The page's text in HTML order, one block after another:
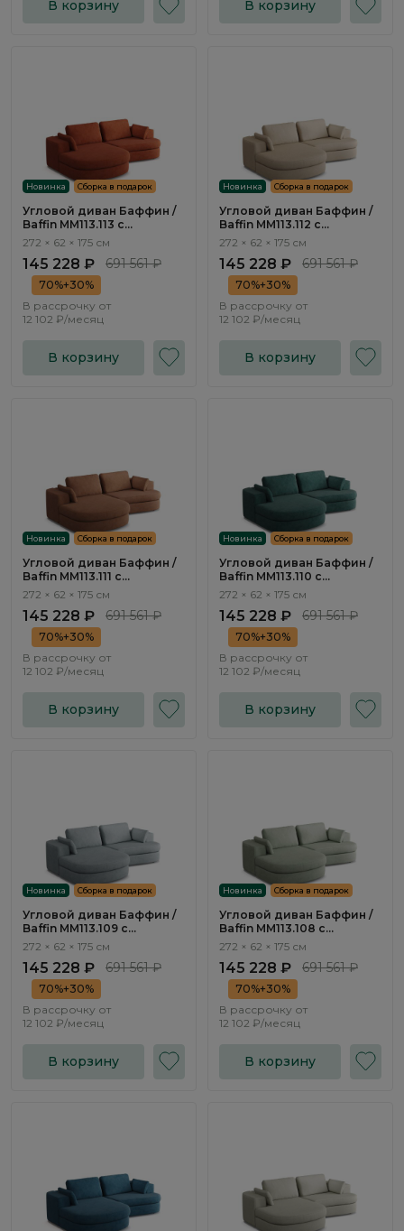
В корзину В корзину
Новинка Сборка в подарок
Угловой диван Баффин /
Baffin ММ113.113 с
оттоманкой и
272 × 62 × 175 см
145 228 ₽ 691 561 ₽
70%+30%
В рассрочку от
12 102 ₽/месяц
В корзину
Новинка Сборка в подарок
Угловой диван Баффин /
Baffin ММ113.112 с
оттоманкой и
272 × 62 × 175 см
145 228 ₽ 691 561 ₽
70%+30%
В рассрочку от
12 102 ₽/месяц
В корзину
Новинка Сборка в подарок
Угловой диван Баффин /
Baffin ММ113.111 с
оттоманкой и
272 × 62 × 175 см
145 228 ₽ 691 561 ₽
70%+30%
В рассрочку от
12 102 ₽/месяц
В корзину
Новинка Сборка в подарок
Угловой диван Баффин /
Baffin ММ113.110 с
оттоманкой и
272 × 62 × 175 см
145 228 ₽ 691 561 ₽
70%+30%
В рассрочку от
12 102 ₽/месяц
В корзину
Новинка Сборка в подарок
Угловой диван Баффин /
Baffin ММ113.109 с
оттоманкой и
272 × 62 × 175 см
145 228 ₽ 691 561 ₽
70%+30%
В рассрочку от
12 102 ₽/месяц
В корзину
Новинка Сборка в подарок
Угловой диван Баффин /
Baffin ММ113.108 с
оттоманкой и
272 × 62 × 175 см
145 228 ₽ 691 561 ₽
70%+30%
В рассрочку от
12 102 ₽/месяц
В корзину